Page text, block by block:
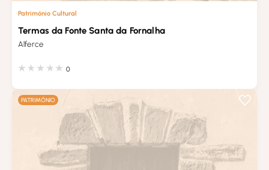
Património Cultural
Termas da Fonte Santa da Fornalha
Alferce
0
PATRIMÓNIO